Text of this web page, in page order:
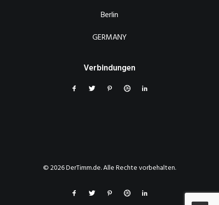
Berlin
GERMANY
Verbindungen
© 2026 DerTimm.de. Alle Rechte vorbehalten.